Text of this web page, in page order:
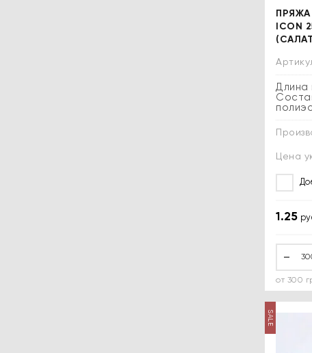
ПРЯЖА
ICON
Длина
Цена
1.25
от 300
Купить
SALE